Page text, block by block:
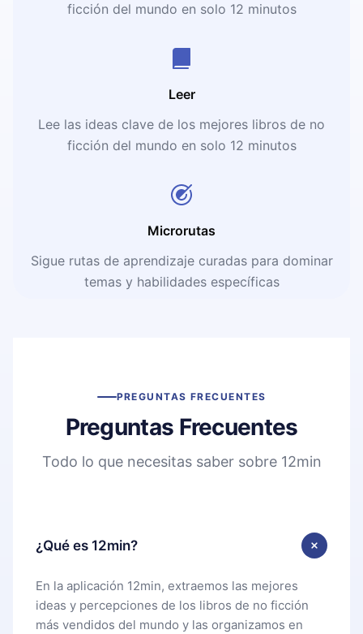
ficción del mundo en solo 12 minutos
Leer
Lee las ideas clave de los mejores libros de no
ficción del mundo en solo 12 minutos
Microrutas
Sigue rutas de aprendizaje curadas para dominar
temas y habilidades específicas
PREGUNTAS FRECUENTES
Preguntas Frecuentes
Todo lo que necesitas saber sobre 12min
¿Qué es 12min?
En la aplicación 12min, extraemos las mejores
ideas y percepciones de los libros de no ficción
más vendidos del mundo y las organizamos en